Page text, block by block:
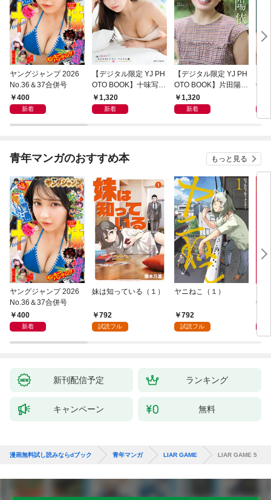
ヤングジャンプ 2026
No.36＆37合併号
400
新着
【デジタル限定 YJ PH
OTO BOOK】十味写真
集「続・『ぽみ』！？
どこでもトレイン・ベ
1,320
新着
【デジタル限定 YJ PH
OTO BOOK】片田陽依
写真集「羽色日和」
1,320
新着
リ」
青年マンガのおすすめ本 もっと見る
ヤングジャンプ 2026
No.36＆37合併号
400
新着
妹は知っている（１）
792
試読フル
ヤニねこ（１）
792
試読フル
6・
新刊配信予定 ランキング
キャンペーン 無料
漫画無料試し読みならdブック 青年マンガ LIAR GAME LIAR GAME 5